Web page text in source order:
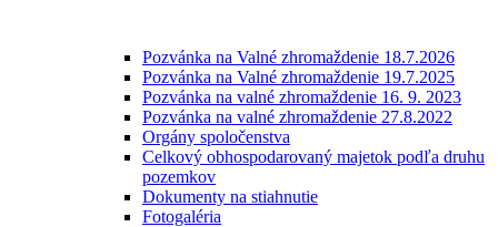
Pozvánka na Valné zhromaždenie 18.7.2026
Pozvánka na Valné zhromaždenie 19.7.2025
Pozvánka na valné zhromaždenie 16. 9. 2023
Pozvánka na valné zhromaždenie 27.8.2022
Orgány spoločenstva
Celkový obhospodarovaný majetok podľa druhu
pozemkov
Dokumenty na stiahnutie
Fotogaléria